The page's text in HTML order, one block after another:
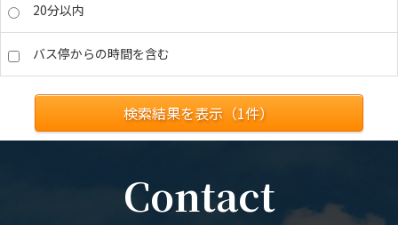
20分以内
バス停からの時間を含む
検索結果を表示（1件）
Contact